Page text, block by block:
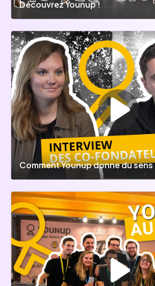
Découvrez Younup !
Comment Younup donne du sens